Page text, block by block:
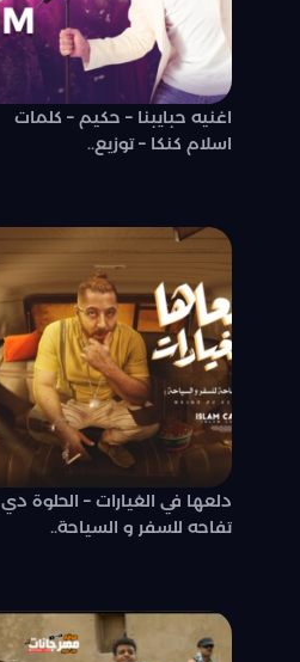
اغنيه حبايبنا – حكيم – كلمات
اسلام كنكا – توزيع..
دلعها في الغيارات – الحلوة دي
تفاحه للسفر و السياحة..